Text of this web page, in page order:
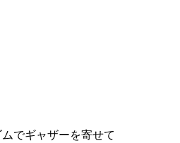
でギャザーを寄せて